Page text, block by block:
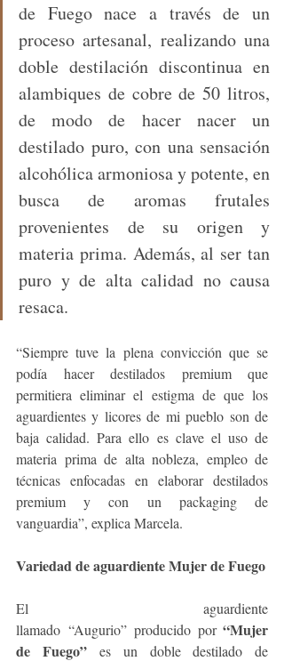
de Fuego nace a través de un
proceso artesanal, realizando una
doble destilación discontinua en
alambiques de cobre de 50 litros,
de modo de hacer nacer un
destilado puro, con una sensación
alcohólica armoniosa y potente, en
busca de aromas frutales
provenientes de su origen y
materia prima. Además, al ser tan
puro y de alta calidad no causa
resaca.
“Siempre tuve la plena convicción que se
podía hacer destilados premium que
permitiera eliminar el estigma de que los
aguardientes y licores de mi pueblo son de
baja calidad. Para ello es clave el uso de
materia prima de alta nobleza, empleo de
técnicas enfocadas en elaborar destilados
premium y con un packaging de
vanguardia”, explica Marcela.
Variedad de aguardiente Mujer de Fuego
El aguardiente
llamado “Augurio” producido por “Mujer
de Fuego” es un doble destilado de